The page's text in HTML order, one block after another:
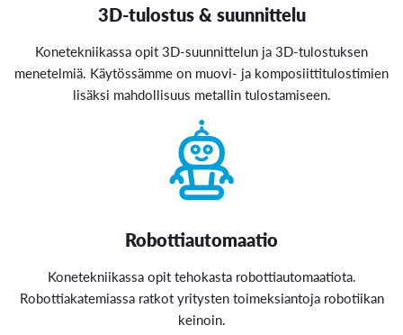
3D-tulostus & suunnittelu
Konetekniikassa opit 3D-suunnittelun ja 3D-tulostuksen
menetelmiä. Käytössämme on muovi- ja komposiittitulostimien
lisäksi mahdollisuus metallin tulostamiseen.
Robottiautomaatio
Konetekniikassa opit tehokasta robottiautomaatiota.
Robottiakatemiassa ratkot yritysten toimeksiantoja robotiikan
keinoin.